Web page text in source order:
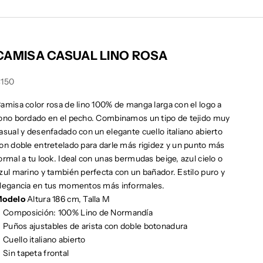
CASUAL LINO ROSA
de oferta
color rosa de lino 100% de manga larga con el logo a
bordado en el pecho. Combinamos un tipo de tejido muy
y desenfadado con un elegante cuello italiano abierto
doble entretelado para darle más rigidez y un punto más
a tu look. Ideal con unas bermudas beige, azul cielo o
marino y también perfecta con un bañador. Estilo puro y
en tus momentos más informales.
Altura 186 cm, Talla M
Composición: 100% Lino de Normandía
Puños ajustables de arista con doble botonadura
Cuello italiano abierto
Sin tapeta frontal